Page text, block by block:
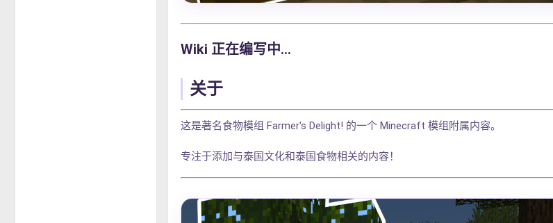
Wiki 正在编写中...
关于
这是著名食物模组 Farmer's Delight! 的一个 Minecraft 模组附属内容。
专注于添加与泰国文化和泰国食物相关的内容！